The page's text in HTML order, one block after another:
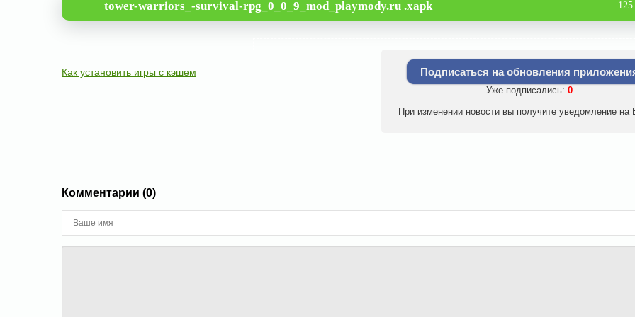
tower-warriors_-survival-rpg_0_0_9_mod_playmody.ru .xapk
Как установить игры с кэшем Подписаться на обновления
Уже подписались: 0
При изменении новости вы получите уведомление на
Комментарии (0)